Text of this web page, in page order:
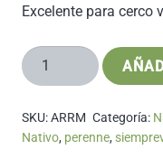
Excelente para cerco
Arrayán
Macho
SKU:ARRM Categoría:
Nativo, perenne,